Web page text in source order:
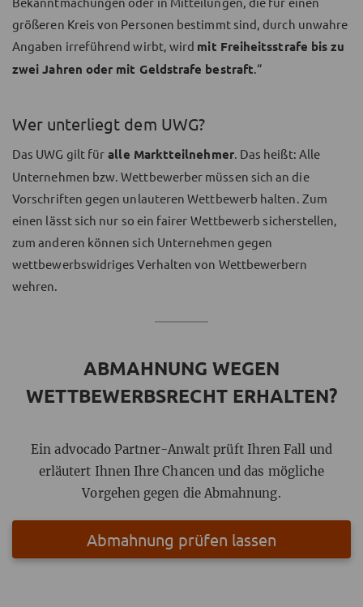
größeren Kreis von Personen bestimmt sind, durch unwahre
Angaben irreführend wirbt, wird mit Freiheitsstrafe bis zu
zwei Jahren oder mit Geldstrafe bestraft.“
Wer unterliegt dem UWG?
Das UWG gilt für alle Marktteilnehmer. Das heißt: Alle
Unternehmen bzw. Wettbewerber müssen sich an die
Vorschriften gegen unlauteren Wettbewerb halten. Zum
einen lässt sich nur so ein fairer Wettbewerb sicherstellen,
zum anderen können sich Unternehmen gegen
wettbewerbswidriges Verhalten von Wettbewerbern
wehren.
ABMAHNUNG WEGEN
WETTBEWERBSRECHT ERHALTEN?
Ein advocado Partner-Anwalt prüft Ihren Fall und
erläutert Ihnen Ihre Chancen und das mögliche
Vorgehen gegen die Abmahnung.
Abmahnung prüfen lassen